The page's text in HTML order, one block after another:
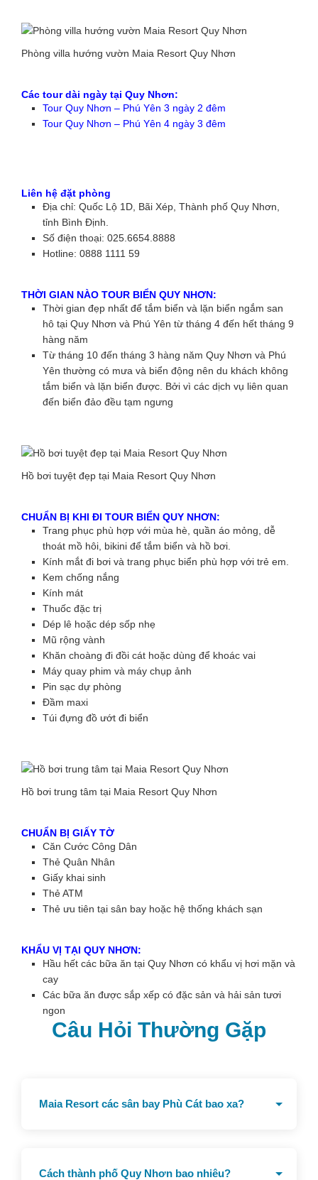
Phòng villa hướng vườn Maia Resort Quy Nhơn
Các tour dài ngày tại Quy Nhơn:
Tour Quy Nhơn – Phú Yên 3 ngày 2 đêm
Tour Quy Nhơn – Phú Yên 4 ngày 3 đêm
Liên hệ đặt phòng
Địa chỉ: Quốc Lộ 1D, Bãi Xép, Thành phố Quy Nhơn,
tỉnh Bình Định.
Số điện thoại: 025.6654.8888
Hotline: 0888 1111 59
THỜI GIAN NÀO TOUR BIỂN QUY NHƠN:
Thời gian đẹp nhất để tắm biển và lặn biển ngắm san
hô tại Quy Nhơn và Phú Yên từ tháng 4 đến hết tháng 9
hàng năm
Từ tháng 10 đến tháng 3 hàng năm Quy Nhơn và Phú
Yên thường có mưa và biển động nên du khách không
tắm biển và lặn biển được. Bởi vì các dịch vụ liên quan
đến biển đảo đều tạm ngưng
Hồ bơi tuyệt đẹp tại Maia Resort Quy Nhơn
CHUẨN BỊ KHI ĐI TOUR BIỂN QUY NHƠN:
Trang phục phù hợp với mùa hè, quần áo mỏng, dễ
thoát mồ hôi, bikini để tắm biển và hồ bơi.
Kính mắt đi bơi và trang phục biển phù hợp với trẻ em.
Kem chống nắng
Kính mát
Thuốc đặc trị
Dép lê hoặc dép sốp nhẹ
Mũ rộng vành
Khăn choàng đi đồi cát hoặc dùng để khoác vai
Máy quay phim và máy chụp ảnh
Pin sạc dự phòng
Đầm maxi
Túi đựng đồ ướt đi biển
Hồ bơi trung tâm tại Maia Resort Quy Nhơn
CHUẨN BỊ GIẤY TỜ
Căn Cước Công Dân
Thẻ Quân Nhân
Giấy khai sinh
Thẻ ATM
Thẻ ưu tiên tại sân bay hoặc hệ thống khách sạn
KHẨU VỊ TẠI QUY NHƠN:
Hầu hết các bữa ăn tại Quy Nhơn có khẩu vị hơi mặn và
cay
Các bữa ăn được sắp xếp có đặc sản và hải sản tươi
ngon
Câu Hỏi Thường Gặp
Maia Resort các sân bay Phù Cát bao xa?
Cách thành phố Quy Nhơn bao nhiêu?